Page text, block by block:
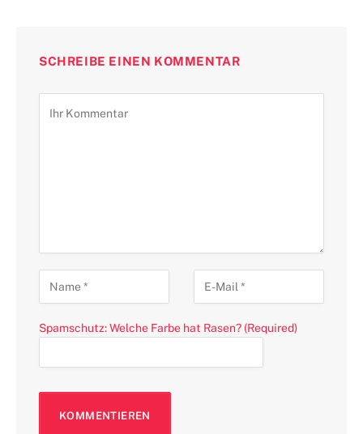
SCHREIBE EINEN KOMMENTAR
Spamschutz: Welche Farbe hat Rasen? (Required)